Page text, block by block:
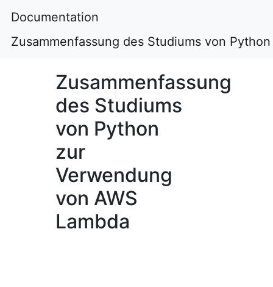
Documentation
Zusammenfassung des Studiums von
Zusammenfassung
des Studiums
von Python
zur
Verwendung
von AWS
Lambda